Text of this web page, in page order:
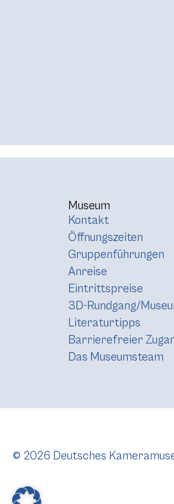
Museum
Kontakt
Öffnungszeiten
Gruppenführungen
Anreise
Eintrittspreise
3D-Rundgang/
Literaturtipps
Barrierefreier
Das Museumsteam
© 2026 Deutsches